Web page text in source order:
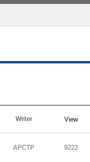
Writer View
APCTP 9222